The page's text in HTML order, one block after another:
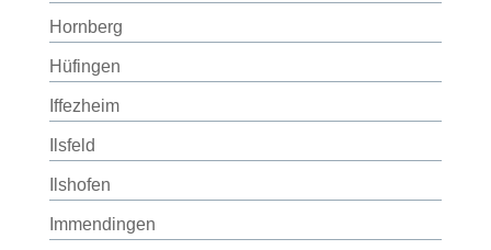
Hornberg
Hüfingen
Iffezheim
Ilsfeld
Ilshofen
Immendingen